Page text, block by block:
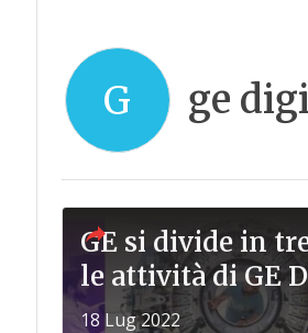
G ge
GE si divide in
le attività di GE
18 Lug 2022